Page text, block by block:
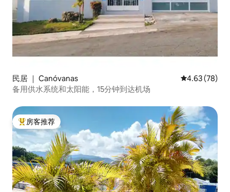
民居 ｜ Canóvanas 平均评分
4.63 (78)
备用供水系统和太阳能，15分钟到达机场
热门「房客推荐」
房客推荐